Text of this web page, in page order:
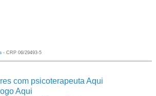
- CRP 06/29493-5
com psicoterapeuta Aqui
Aqui